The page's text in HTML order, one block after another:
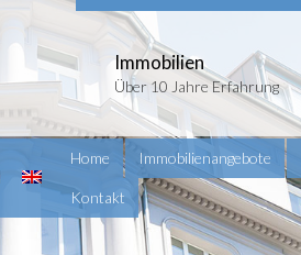
Immobilien
Über 10 Jahre Erfahrung
Home Immobilienangebote
Kontakt